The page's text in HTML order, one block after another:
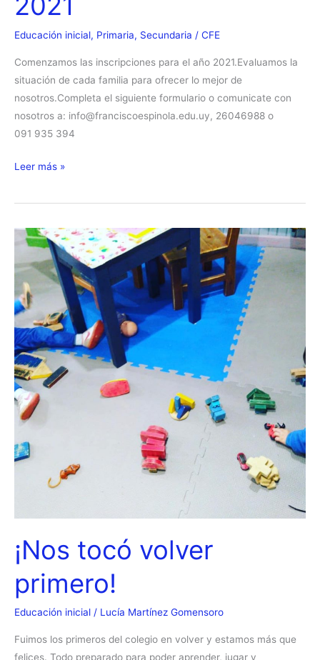
Educación inicial, Primaria, Secundaria / CFE
Comenzamos las inscripciones para el año 2021.Evaluamos la
situación de cada familia para ofrecer lo mejor de
nosotros.Completa el siguiente formulario o comunicate con
nosotros a: info@franciscoespinola.edu.uy, 26046988 o
091 935 394
Inscripciones
2021
Leer más »
¡Nos tocó volver
primero!
Educación inicial / Lucía Martínez Gomensoro
Fuimos los primeros del colegio en volver y estamos más que
felices. Todo preparado para poder aprender, jugar y